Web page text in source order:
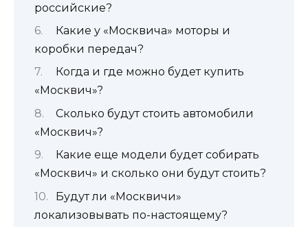
российские?
Какие у «Москвича» моторы и
коробки передач?
Когда и где можно будет купить
«Москвич»?
Сколько будут стоить автомобили
«Москвич»?
Какие еще модели будет собирать
«Москвич» и сколько они будут стоить?
Будут ли «Москвичи»
локализовывать по-настоящему?